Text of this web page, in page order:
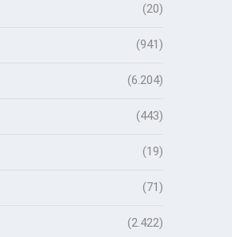
(20)
(941)
(6.204)
(443)
(19)
(71)
(2.422)